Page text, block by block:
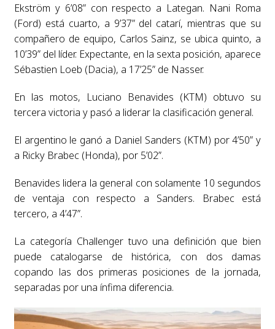
Ekström y 6’08” con respecto a Lategan. Nani Roma
(Ford) está cuarto, a 9’37” del catarí, mientras que su
compañero de equipo, Carlos Sainz, se ubica quinto, a
10’39” del líder. Expectante, en la sexta posición, aparece
Sébastien Loeb (Dacia), a 17’25” de Nasser.
En las motos, Luciano Benavides (KTM) obtuvo su
tercera victoria y pasó a liderar la clasificación general.
El argentino le ganó a Daniel Sanders (KTM) por 4’50” y
a Ricky Brabec (Honda), por 5’02”.
Benavides lidera la general con solamente 10 segundos
de ventaja con respecto a Sanders. Brabec está
tercero, a 4’47”.
La categoría Challenger tuvo una definición que bien
puede catalogarse de histórica, con dos damas
copando las dos primeras posiciones de la jornada,
separadas por una ínfima diferencia.